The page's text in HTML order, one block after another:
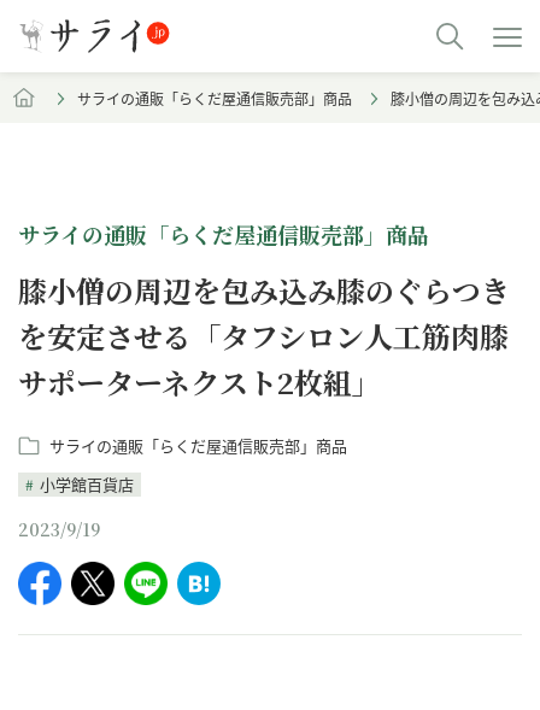
サライの通販「らくだ屋通信販売部」商品 膝小僧の周辺を包み
サライの通販「らくだ屋通信販売部」商品
膝小僧の周辺を包み込み膝のぐらつき
を安定させる「タフシロン人工筋肉膝
サポーターネクスト2枚組」
サライの通販「らくだ屋通信販売部」商品
小学館百貨店
2023/9/19